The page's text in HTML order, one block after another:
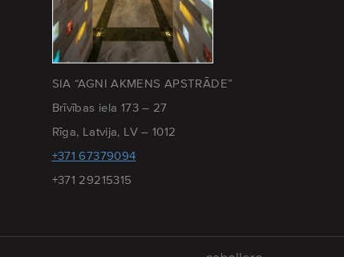
SIA “AGNI AKMENS APSTRĀDE”
Brīvības iela 173 – 27
Rīga, Latvija, LV – 1012
+371 67379094
+371 29215315